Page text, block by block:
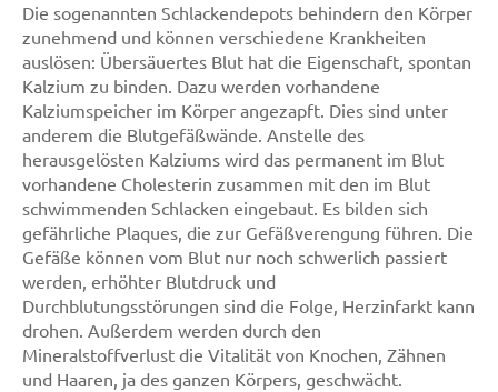
Die sogenannten Schlackendepots behindern den Körper
zunehmend und können verschiedene Krankheiten
auslösen: Übersäuertes Blut hat die Eigenschaft, spontan
Kalzium zu binden. Dazu werden vorhandene
Kalziumspeicher im Körper angezapft. Dies sind unter
anderem die Blutgefäßwände. Anstelle des
herausgelösten Kalziums wird das permanent im Blut
vorhandene Cholesterin zusammen mit den im Blut
schwimmenden Schlacken eingebaut. Es bilden sich
gefährliche Plaques, die zur Gefäßverengung führen. Die
Gefäße können vom Blut nur noch schwerlich passiert
werden, erhöhter Blutdruck und
Durchblutungsstörungen sind die Folge, Herzinfarkt kann
drohen. Außerdem werden durch den
Mineralstoffverlust die Vitalität von Knochen, Zähnen
und Haaren, ja des ganzen Körpers, geschwächt.